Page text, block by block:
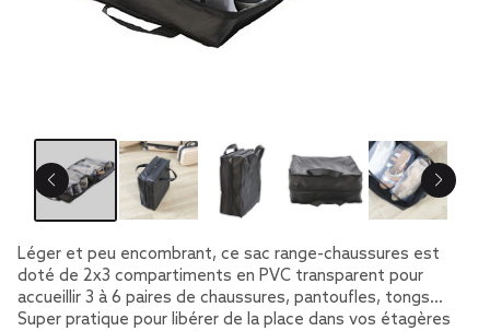
Léger et peu encombrant, ce sac range-chaussures est
doté de 2x3 compartiments en PVC transparent pour
accueillir 3 à 6 paires de chaussures, pantoufles, tongs...
Super pratique pour libérer de la place dans vos étagères